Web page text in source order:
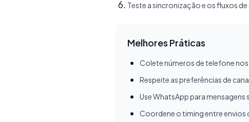
Teste a sincronização e os fluxos
Melhores Práticas
Colete números de telefone
Respeite as preferências de
Use WhatsApp para mensagens
Coordene o timing entre envios